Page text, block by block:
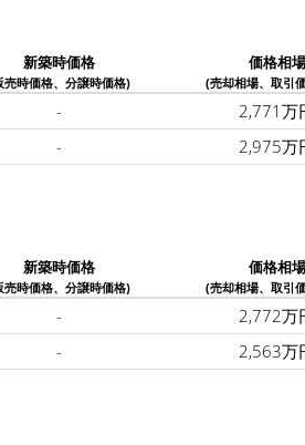
新築時価格
売時価格、分譲時価格)
価格相場
(売却相場、取引
- 2,771万
- 2,975万
新築時価格
売時価格、分譲時価格)
価格相場
(売却相場、取引
- 2,772万
- 2,563万